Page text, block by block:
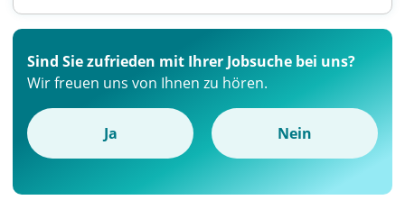
Sind Sie zufrieden mit Ihrer Jobsuche bei uns?
Wir freuen uns von Ihnen zu hören.
Ja Nein